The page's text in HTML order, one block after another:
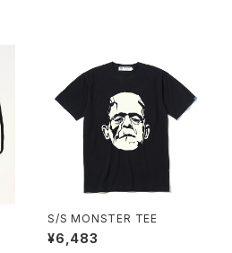
S/S MONSTER TEE
¥6,483